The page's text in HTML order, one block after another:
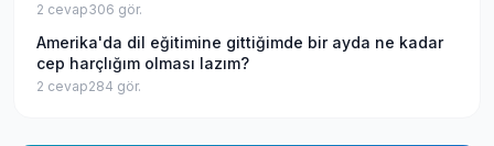
2 cevap306 gör.
Amerika'da dil eğitimine gittiğimde bir ayda ne kadar
cep harçlığım olması lazım?
2 cevap284 gör.